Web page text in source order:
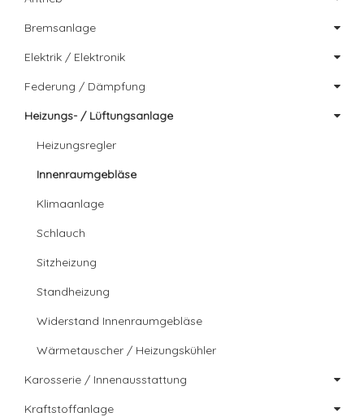
Bremsanlage
Elektrik / Elektronik
Federung / Dämpfung
Heizungs- / Lüftungsanlage
Heizungsregler
Innenraumgebläse
Klimaanlage
Schlauch
Sitzheizung
Standheizung
Widerstand Innenraumgebläse
Wärmetauscher / Heizungskühler
Karosserie / Innenausstattung
Kraftstoffanlage